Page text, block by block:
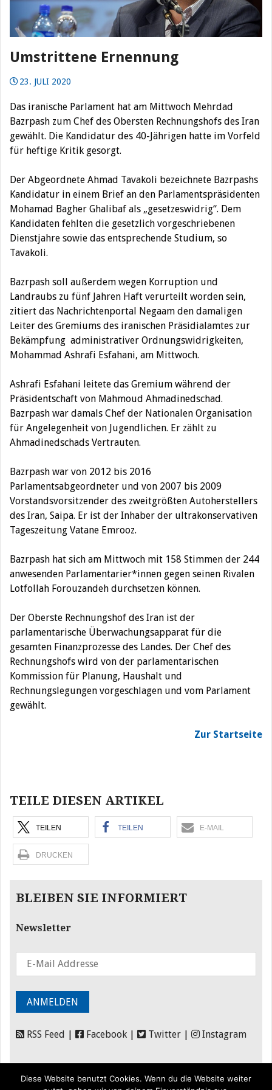
Umstrittene Ernennung
23. JULI 2020
Das iranische Parlament hat am Mittwoch Mehrdad
Bazrpash zum Chef des Obersten Rechnungshofs des Iran
gewählt. Die Kandidatur des 40-Jährigen hatte im Vorfeld
für heftige Kritik gesorgt.
Der Abgeordnete Ahmad Tavakoli bezeichnete Bazrpashs
Kandidatur in einem Brief an den Parlamentspräsidenten
Mohamad Bagher Ghalibaf als „gesetzeswidrig“. Dem
Kandidaten fehlten die gesetzlich vorgeschriebenen
Dienstjahre sowie das entsprechende Studium, so
Tavakoli.
Bazrpash soll außerdem wegen Korruption und
Landraubs zu fünf Jahren Haft verurteilt worden sein,
zitiert das Nachrichtenportal Negaam den damaligen
Leiter des Gremiums des iranischen Präsidialamtes zur
Bekämpfung administrativer Ordnungswidrigkeiten,
Mohammad Ashrafi Esfahani, am Mittwoch.
Ashrafi Esfahani leitete das Gremium während der
Präsidentschaft von Mahmoud Ahmadinedschad.
Bazrpash war damals Chef der Nationalen Organisation
für Angelegenheit von Jugendlichen. Er zählt zu
Ahmadinedschads Vertrauten.
Bazrpash war von 2012 bis 2016
Parlamentsabgeordneter und von 2007 bis 2009
Vorstandsvorsitzender des zweitgrößten Autoherstellers
des Iran, Saipa. Er ist der Inhaber der ultrakonservativen
Tageszeitung Vatane Emrooz.
Bazrpash hat sich am Mittwoch mit 158 Stimmen der 244
anwesenden Parlamentarier*innen gegen seinen Rivalen
Lotfollah Forouzandeh durchsetzen können.
Der Oberste Rechnungshof des Iran ist der
parlamentarische Überwachungsapparat für die
gesamten Finanzprozesse des Landes. Der Chef des
Rechnungshofs wird von der parlamentarischen
Kommission für Planung, Haushalt und
Rechnungslegungen vorgeschlagen und vom Parlament
gewählt.
Zur Startseite
TEILE DIESEN ARTIKEL
TEILEN TEILEN E-MAIL
DRUCKEN
BLEIBEN SIE INFORMIERT
Newsletter
RSS Feed | Facebook | Twitter | Instagram
Diese Website benutzt Cookies. Wenn du die Website weiter